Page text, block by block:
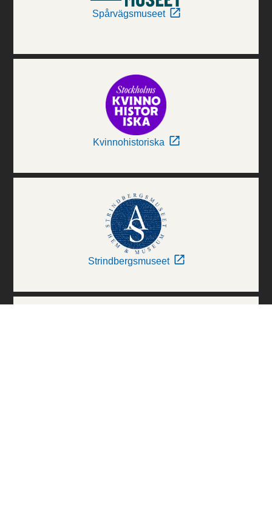
Spårvägsmuseet
Kvinnohistoriska
Strindbergsmuseet